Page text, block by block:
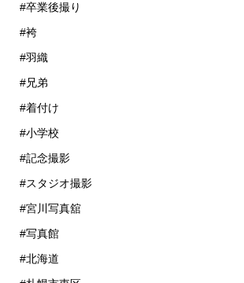
#卒業後撮り
#袴
#羽織
#兄弟
#着付け
#小学校
#記念撮影
#スタジオ撮影
#宮川写真舘
#写真館
#北海道